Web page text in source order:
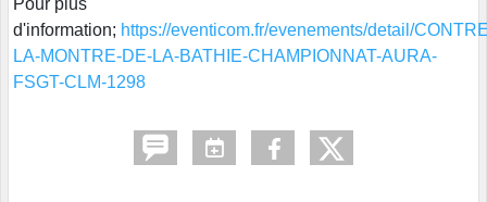
d'information; https://eventicom.fr/evenements/detail/
LA-MONTRE-DE-LA-BATHIE-CHAMPIONNAT-AURA-
FSGT-CLM-1298